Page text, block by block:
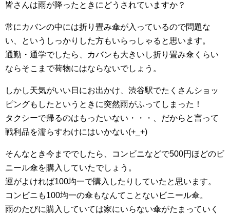
皆さんは雨が降ったときにどうされていますか？
常にカバンの中には折り畳み傘が入っているので問題な
い、というしっかりした方もいらっしゃると思います。
通勤・通学でしたら、カバンも大きいし折り畳み傘くらい
ならそこまで荷物にはならないでしょう。
しかし天気がいい日にお出かけ、渋谷駅でたくさんショッ
ピングもしたというときに突然雨がふってしまった！
タクシーで帰るのはもったいない・・・、だからと言って
戦利品を濡らすわけにはいかない(+_+)
そんなとき今まででしたら、コンビニなどで500円ほどのビ
ニール傘を購入していたでしょう。
運がよければ100均一で購入したりしていたと思います。
コンビニも100均一の傘もなんてことないビニール傘。
雨のたびに購入していては家にいらない傘がたまっていく